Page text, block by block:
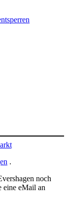
.
noch
eine eMail an